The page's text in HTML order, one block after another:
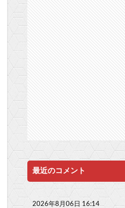
最近のコメント
2026年8月06日 16:14